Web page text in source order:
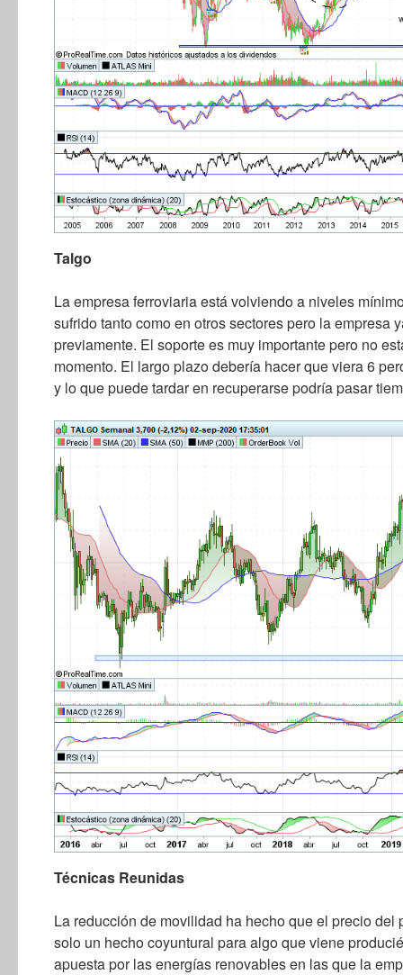
Talgo
La empresa ferroviaria está volviendo a niveles
sufrido tanto como en otros sectores pero la empresa
previamente. El soporte es muy importante pero no
momento. El largo plazo debería hacer que viera 6
y lo que puede tardar en recuperarse podría pasar
Técnicas Reunidas
La reducción de movilidad ha hecho que el precio del
solo un hecho coyuntural para algo que viene
apuesta por las energías renovables en las que la